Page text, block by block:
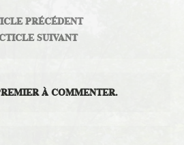
PRÉCÉDENT
SUIVANT
À COMMENTER.